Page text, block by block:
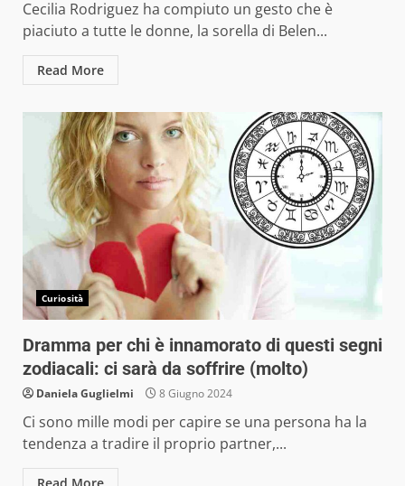
Cecilia Rodriguez ha compiuto un gesto che è
piaciuto a tutte le donne, la sorella di Belen...
Read More
Curiosità
Dramma per chi è innamorato di questi segni
zodiacali: ci sarà da soffrire (molto)
Daniela Guglielmi 8 Giugno 2024
Ci sono mille modi per capire se una persona ha la
tendenza a tradire il proprio partner,...